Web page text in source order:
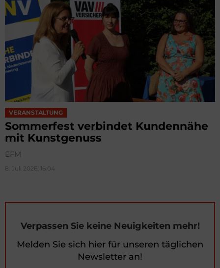
VERANSTALTUNG
Sommerfest verbindet Kundennähe
mit Kunstgenuss
EFM
8. Juli 2026, 16:04
Verpassen Sie keine Neuigkeiten mehr!
Melden Sie sich hier für unseren täglichen
Newsletter an!